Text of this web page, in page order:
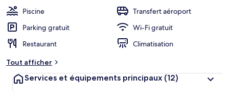
Piscine
Transfert aéroport
Parking gratuit
Wi-Fi gratuit
Restaurant
Climatisation
Tout afficher
Services et équipements principaux (12)